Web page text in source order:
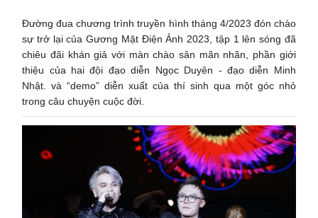
Đường đua chương trình truyền hình tháng 4/2023 đón chào
sự trở lại của Gương Mặt Điện Ảnh 2023, tập 1 lên sóng đã
chiêu đãi khán giả với màn chào sân mãn nhãn, phần giới
thiệu của hai đội đạo diễn Ngọc Duyên - đạo diễn Minh
Nhật. và “demo” diễn xuất của thí sinh qua một góc nhỏ
trong câu chuyện cuộc đời.